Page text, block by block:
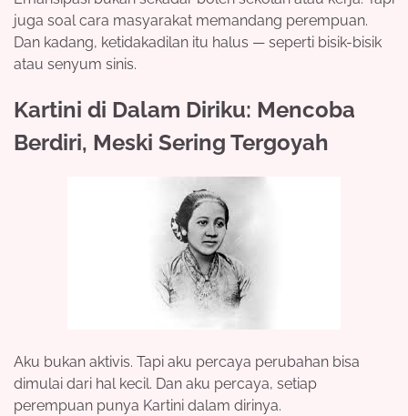
juga soal cara masyarakat memandang perempuan.
Dan kadang, ketidakadilan itu halus — seperti bisik-bisik
atau senyum sinis.
Kartini di Dalam Diriku: Mencoba
Berdiri, Meski Sering Tergoyah
Aku bukan aktivis. Tapi aku percaya perubahan bisa
dimulai dari hal kecil. Dan aku percaya, setiap
perempuan punya Kartini dalam dirinya.